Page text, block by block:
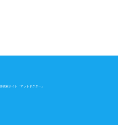
検索サイト「アットドクター」